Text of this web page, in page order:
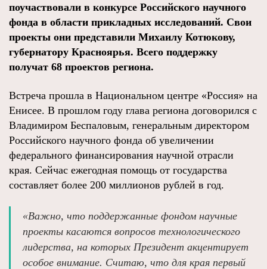
поучаствовали в конкурсе Российского научного
фонда в области прикладных исследований. Свои
проекты они представили Михаилу Котюкову,
губернатору Красноярья. Всего поддержку
получат 68 проектов региона.
Встреча прошла в Национальном центре «Россия» на
Енисее. В прошлом году глава региона договорился с
Владимиром Беспаловым, генеральным директором
Российского научного фонда об увеличении
федерального финансирования научной отрасли
края. Сейчас ежегодная помощь от государства
составляет более 200 миллионов рублей в год.
«Важно, что поддержанные фондом научные
проекты касаются вопросов технологического
лидерства, на которых Президент акцентирует
особое внимание. Считаю, что для края первый